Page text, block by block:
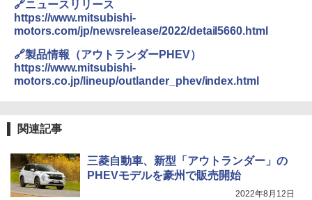
🔗ニュースリリース
https://www.mitsubishi-
motors.com/jp/newsrelease/2022/detail5660.html
🔗製品情報（アウトランダーPHEV）
https://www.mitsubishi-
motors.co.jp/lineup/outlander_phev/index.html
関連記事
三菱自動車、新型「アウトランダー」の
PHEVモデルを豪州で販売開始
2022年8月12日